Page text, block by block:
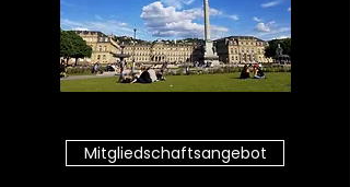
Mitgliedschaftsangebot